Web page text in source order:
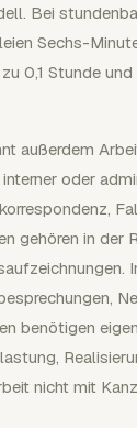
Bei
Sechs-
0,1 Stunde
außerdem
oder
gehören in der
benötigen
nicht mit